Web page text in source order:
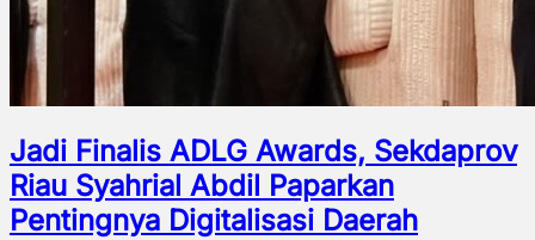
Jadi Finalis ADLG Awards, Sekdaprov
Riau Syahrial Abdil Paparkan
Pentingnya Digitalisasi Daerah